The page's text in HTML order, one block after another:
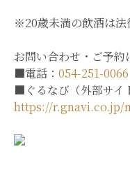
※20歳未満の飲酒は法
お問い合わせ・ご予約
■電話： 054-251-0066
■ぐるなび（外部サイ
https://r.gnavi.co.jp/